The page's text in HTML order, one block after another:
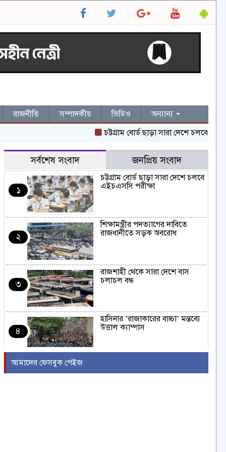
রাজনীতি সম্পাদকীয় ভিডিও
অন্যান্য
চট্টগ্রাম বোর্ড ছাড়া সারা দেশে চলবে এইচএসসি
সর্বশেষ সংবাদ জনপ্রিয় সংবাদ
১
চট্টগ্রাম বোর্ড ছাড়া সারা দেশে চলবে
এইচএসসি পরীক্ষা
২
শিক্ষামন্ত্রীর পদত্যাগের দাবিতে
রাজধানীতে সড়ক অবরোধ
৩
রাজশাহী থেকে সারা দেশে বাস
চলাচল বন্ধ
৪
হাসিনার ‘রাজাকারের বাচ্চা’ মন্তব্যে
উত্তাল ক্যাম্পাস
আজ বৈঠকে বসছেন ট্রাম্প
আমাদের ফেসবুক পেইজ